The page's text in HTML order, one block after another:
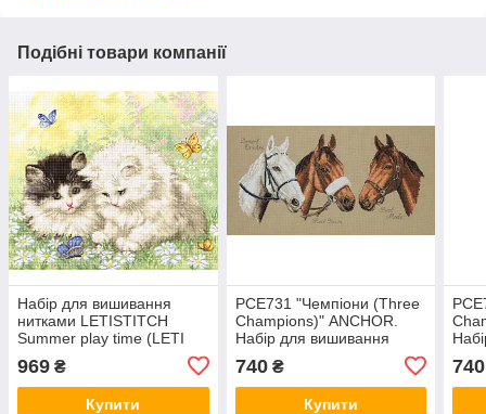
Подібні товари компанії
Набір для вишивання
нитками LETISTITCH
Summer play time (LETI
969 ₴
Купити
PCE731 "Чемпіони (Three
Champions)" ANCHOR.
Набір для вишивання
740₴
Купити
740